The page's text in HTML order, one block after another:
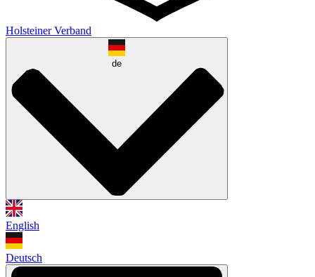
Holsteiner Verband
de
English
Deutsch